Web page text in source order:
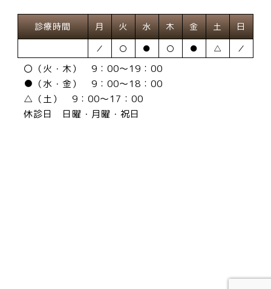
診療時間 月 火 水 木 金 土 日
／ 〇 ● 〇 ● △ ／
〇（火・木） 9：00～19：00
●（水・金） 9：00～18：00
△（土） 9：00～17：00
休診日 日曜・月曜・祝日